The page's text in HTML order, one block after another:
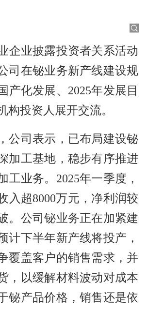
企业披露投资者关系活动
司在铋业务新产线建设规
产化发展、2025年发展目
构投资人展开交流。
公司表示，已布局建设铋
加工基地，稳步有序推进
工业务。2025年一季度，
入超8000万元，净利润较
。公司铋业务正在加紧建
计下半年新产线将投产，
覆盖客户的销售需求，并
，以缓解材料波动对成本
铋产品价格，销售还是依